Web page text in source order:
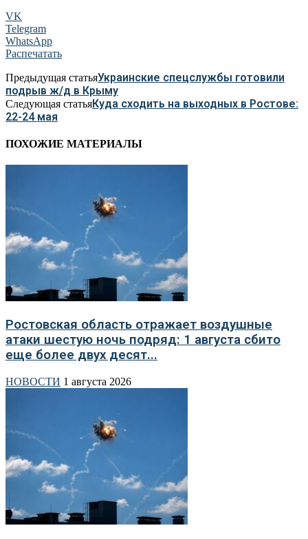
VK
Telegram
WhatsApp
Распечатать
Предыдущая статьяУкраинские спецслужбы готовили
подрыв ж/д в Крыму
Следующая статьяКуда сходить на выходных в Ростове:
22-24 мая
ПОХОЖИЕ МАТЕРИАЛЫ
Ростовская область отражает воздушные
атаки шестую ночь подряд: 1 августа сбито
еще более двух десят...
НОВОСТИ 1 августа 2026